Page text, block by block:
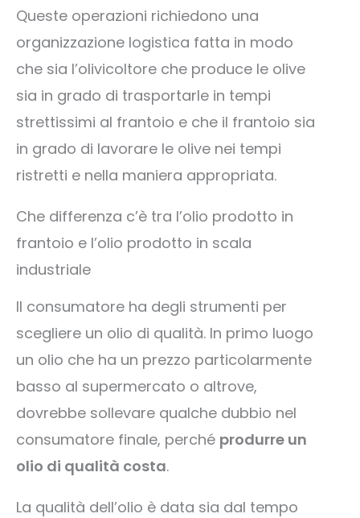
Queste operazioni richiedono una
organizzazione logistica fatta in modo
che sia l’olivicoltore che produce le olive
sia in grado di trasportarle in tempi
strettissimi al frantoio e che il frantoio sia
in grado di lavorare le olive nei tempi
ristretti e nella maniera appropriata.
Che differenza c’è tra l’olio prodotto in
frantoio e l’olio prodotto in scala
industriale
Il consumatore ha degli strumenti per
scegliere un olio di qualità. In primo luogo
un olio che ha un prezzo particolarmente
basso al supermercato o altrove,
dovrebbe sollevare qualche dubbio nel
consumatore finale, perché produrre un
olio di qualità costa.
La qualità dell’olio è data sia dal tempo